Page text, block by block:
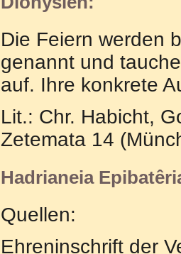
Die Feiern werden
genannt und
auf. Ihre konkrete
Lit.: Chr. Habicht,
Zetemata 14
Hadrianeia
Quellen:
Ehreninschrift der